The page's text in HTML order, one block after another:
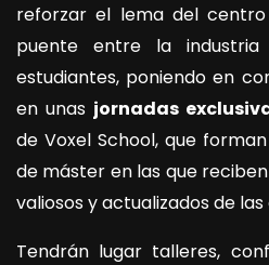
reforzar el lema del
puente entre la
estudiantes, poniendo en
en unas jornadas
de Voxel School, que
de máster en las que
valiosos y actualizados de
Tendrán lugar talleres,